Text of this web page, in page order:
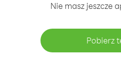
Nie masz jeszcze
Pobierz